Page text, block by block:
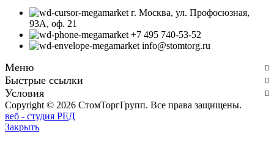
г. Москва, ул. Профосюзная,
93А, оф. 21
+7 495 740-53-52
info@stomtorg.ru
Меню
Быстрые ссылки
Условия
Copyright © 2026 СтомТоргГрупп. Все права защищены.
веб - студия РЕД
Закрыть